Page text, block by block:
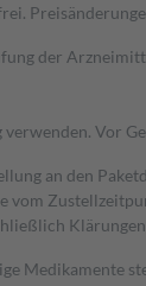
der
Vor
an den
vom
Medikamente